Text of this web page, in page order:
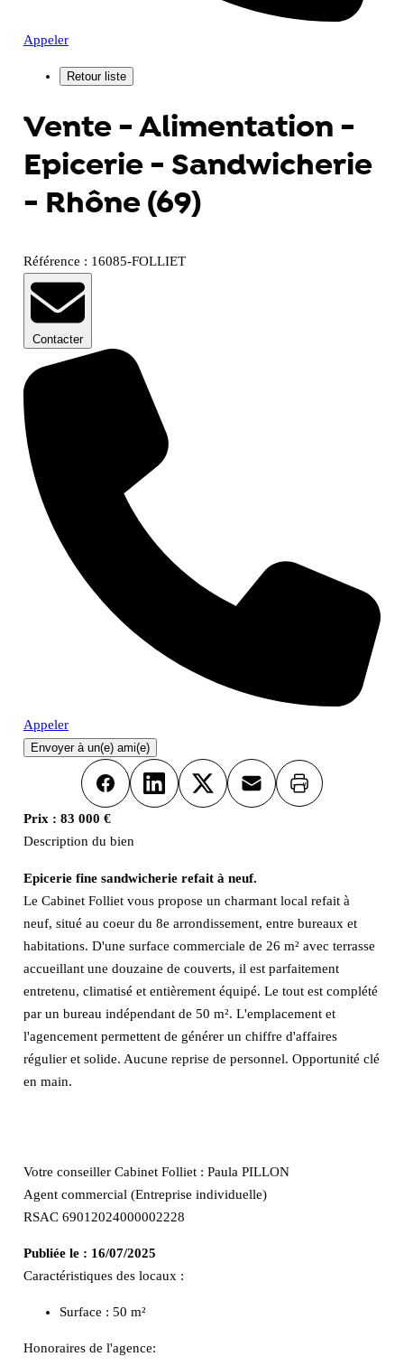
Appeler
Vente - Alimentation -
Epicerie - Sandwicherie
- Rhône (69)
Référence : 16085-FOLLIET
Contacter
Appeler
Envoyer à un(e) ami(e)
FacebookLinkedInX Email Imprimer
Prix : 83 000 €
Description du bien
Epicerie fine sandwicherie refait à neuf.
Le Cabinet Folliet vous propose un charmant local refait à
neuf, situé au coeur du 8e arrondissement, entre bureaux et
habitations. D'une surface commerciale de 26 m² avec terrasse
accueillant une douzaine de couverts, il est parfaitement
entretenu, climatisé et entièrement équipé. Le tout est complété
par un bureau indépendant de 50 m². L'emplacement et
l'agencement permettent de générer un chiffre d'affaires
régulier et solide. Aucune reprise de personnel. Opportunité clé
en main.
Votre conseiller Cabinet Folliet : Paula PILLON
Agent commercial (Entreprise individuelle)
RSAC 69012024000002228
Publiée le : 16/07/2025
Caractéristiques des locaux :
Surface : 50 m²
Honoraires de l'agence: